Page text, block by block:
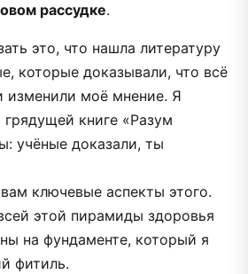
рассудке.
это, что нашла литературу
которые доказывали, что всё
изменили моё мнение. Я
книге «Разум
учёные доказали, ты
ключевые аспекты этого.
этой пирамиды здоровья
на фундаменте, который я
фитиль.